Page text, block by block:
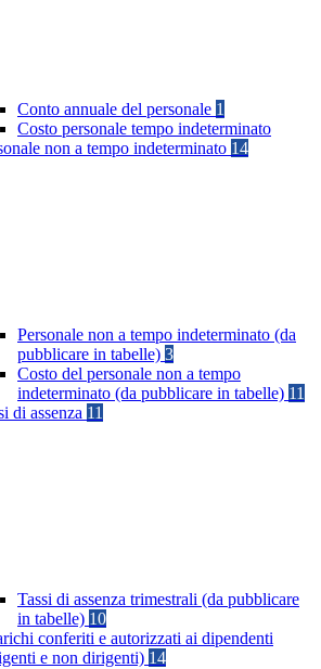
Conto annuale del personale 1
Costo personale tempo indeterminato
non a tempo indeterminato 14
Personale non a tempo indeterminato (da
pubblicare in tabelle) 3
Costo del personale non a tempo
indeterminato (da pubblicare in tabelle) 11
di assenza 11
Tassi di assenza trimestrali (da pubblicare
in tabelle) 10
conferiti e autorizzati ai dipendenti
e non dirigenti) 14